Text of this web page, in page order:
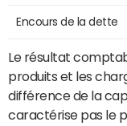
Encours de la dette
Le résultat
produits et les
différence de la
caractérise pas le